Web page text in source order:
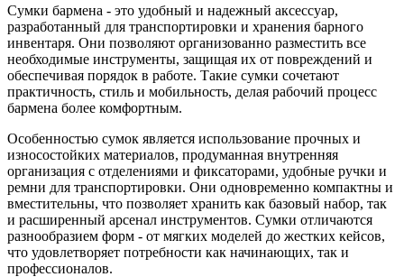
Сумки бармена - это удобный и надежный аксессуар,
разработанный для транспортировки и хранения барного
инвентаря. Они позволяют организованно разместить все
необходимые инструменты, защищая их от повреждений и
обеспечивая порядок в работе. Такие сумки сочетают
практичность, стиль и мобильность, делая рабочий процесс
бармена более комфортным.
Особенностью сумок является использование прочных и
износостойких материалов, продуманная внутренняя
организация с отделениями и фиксаторами, удобные ручки и
ремни для транспортировки. Они одновременно компактны и
вместительны, что позволяет хранить как базовый набор, так
и расширенный арсенал инструментов. Сумки отличаются
разнообразием форм - от мягких моделей до жестких кейсов,
что удовлетворяет потребности как начинающих, так и
профессионалов.